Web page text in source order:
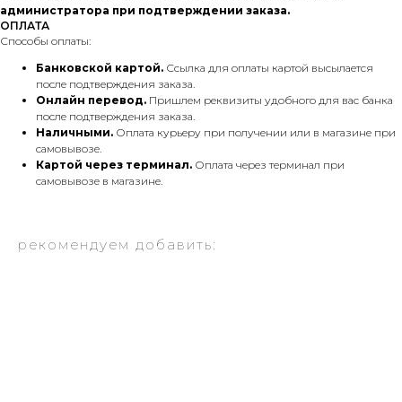
администратора при подтверждении заказа.
ОПЛАТА
Способы оплаты:
Банковской картой. Ссылка для оплаты картой высылается
после подтверждения заказа.
Онлайн перевод. Пришлем реквизиты удобного для вас банка
после подтверждения заказа.
Наличными. Оплата курьеру при получении или в магазине при
самовывозе.
Картой через терминал. Оплата через терминал при
самовывозе в магазине.
рекомендуем добавить: